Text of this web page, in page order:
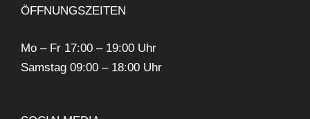
ÖFFNUNGSZEITEN
Mo – Fr 17:00 – 19:00 Uhr
Samstag 09:00 – 18:00 Uhr